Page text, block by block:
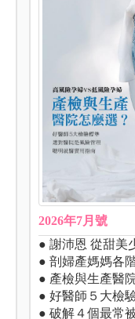
2026年7月號
● 謝沛恩 從甜美
● 剖婦產媽媽各
● 產檢與生產醫
● 好醫師５大檢
● 破解４個最常